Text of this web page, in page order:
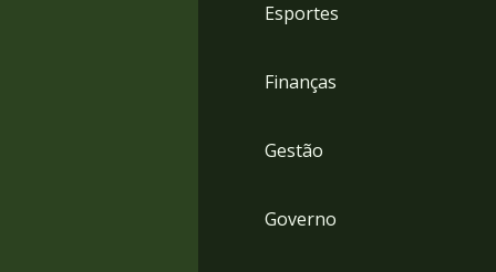
Esportes
Finanças
Gestão
Governo